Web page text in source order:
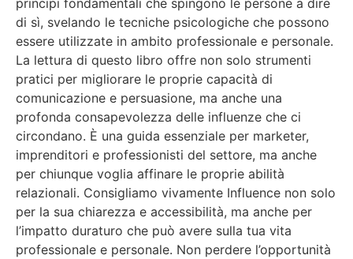
principi fondamentali che spingono le persone a dire
di sì, svelando le tecniche psicologiche che possono
essere utilizzate in ambito professionale e personale.
La lettura di questo libro offre non solo strumenti
pratici per migliorare le proprie capacità di
comunicazione e persuasione, ma anche una
profonda consapevolezza delle influenze che ci
circondano. È una guida essenziale per marketer,
imprenditori e professionisti del settore, ma anche
per chiunque voglia affinare le proprie abilità
relazionali. Consigliamo vivamente Influence non solo
per la sua chiarezza e accessibilità, ma anche per
l’impatto duraturo che può avere sulla tua vita
professionale e personale. Non perdere l’opportunità